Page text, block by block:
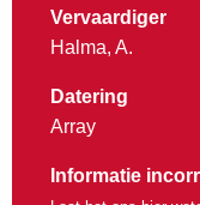
Vervaardiger
Halma, A.
Datering
Array
Informatie